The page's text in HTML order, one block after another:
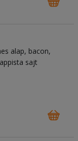
alap, bacon,
sajt